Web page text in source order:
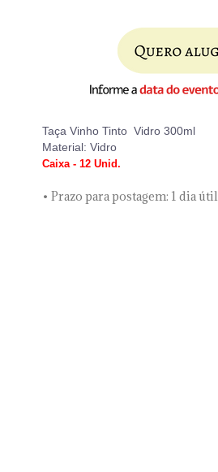
Taça Vinho Tinto Vidro 300ml
Material: Vidro
Caixa - 12 Unid.
• Prazo para postagem: 1 dia útil